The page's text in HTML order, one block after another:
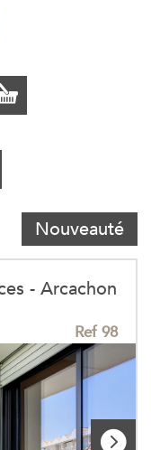
Nouveauté
- Arcachon
Ref 98